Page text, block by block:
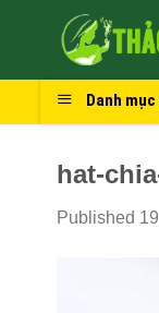
Danh
hat-
Published